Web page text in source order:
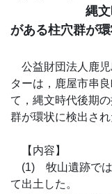
縄文時代後
がある柱穴群が
公益財団法人鹿児
ターは，鹿屋市串
て，縄文時代後期
群が環状に検出さ
【内容】
(1) 牧山遺跡では
て出土した。